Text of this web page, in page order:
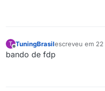
T
Offline
TuningBrasilescreveu em 22
última edição por
bando de fdp